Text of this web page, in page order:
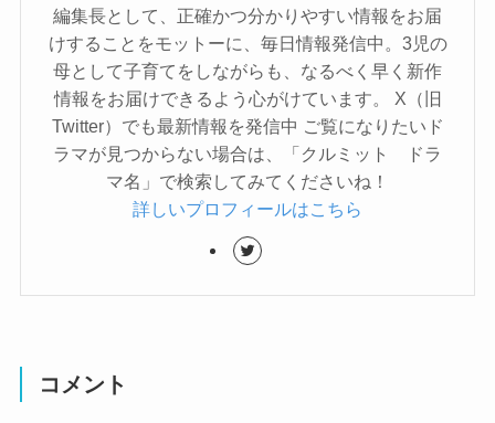
編集長として、正確かつ分かりやすい情報をお届
けすることをモットーに、毎日情報発信中。3児の
母として子育てをしながらも、なるべく早く新作
情報をお届けできるよう心がけています。 X（旧
Twitter）でも最新情報を発信中 ご覧になりたいド
ラマが見つからない場合は、「クルミット ドラ
マ名」で検索してみてくださいね！
詳しいプロフィールはこちら
コメント